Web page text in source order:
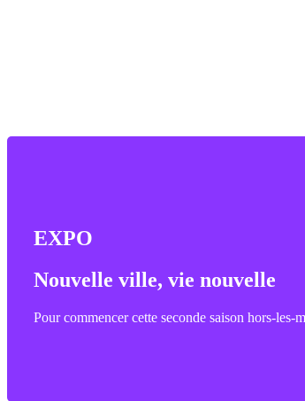
EXPO
Nouvelle ville, vie nouvelle
Pour commencer cette seconde saison hors-
Nouvelle ville,
Architecture et design au tournant des années